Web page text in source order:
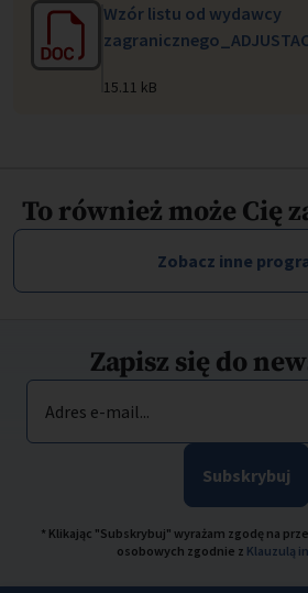
Wzór listu od wydawcy
15.11 kB
To również może Cię
Zobacz inne
Zapisz się do
Adres e-mail...
Subskrybuj
* Klikając "Subskrybuj" wyrażam zgodę na
osobowych zgodnie z Klauzulą